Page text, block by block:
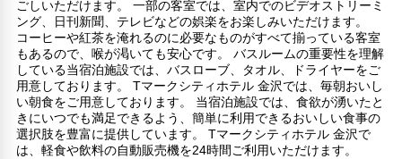
ごしいただけます。 一部の客室では、室内でのビデオストリーミ
ング、日刊新聞、テレビなどの娯楽をお楽しみいただけます。
コーヒーや紅茶を淹れるのに必要なものがすべて揃っている客室
もあるので、喉が渇いても安心です。 バスルームの重要性を理解
している当宿泊施設では、バスローブ、タオル、ドライヤーをご
用意しております。 Tマークシティホテル 金沢では、毎朝おいし
い朝食をご用意しております。 当宿泊施設では、食欲が湧いたと
きにいつでも満足できるよう、簡単に利用できるおいしい食事の
選択肢を豊富に提供しています。 Tマークシティホテル 金沢で
は、軽食や飲料の自動販売機を24時間ご利用いただけます。